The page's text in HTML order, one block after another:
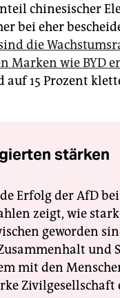
chinesischer
bei eher
die
Marken wie BYD
auf 15 Prozent
stärken
Erfolg der AfD
zeigt, wie
geworden
und
mit den
Zivilgesellschaft